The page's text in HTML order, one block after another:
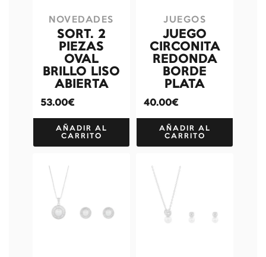
NOVEDADES
SORT. 2
PIEZAS
OVAL
BRILLO LISO
ABIERTA
53.00€
AÑADIR AL
CARRITO
JUEGOS
JUEGO
CIRCONITA
REDONDA
BORDE
PLATA
40.00€
AÑADIR AL
CARRITO